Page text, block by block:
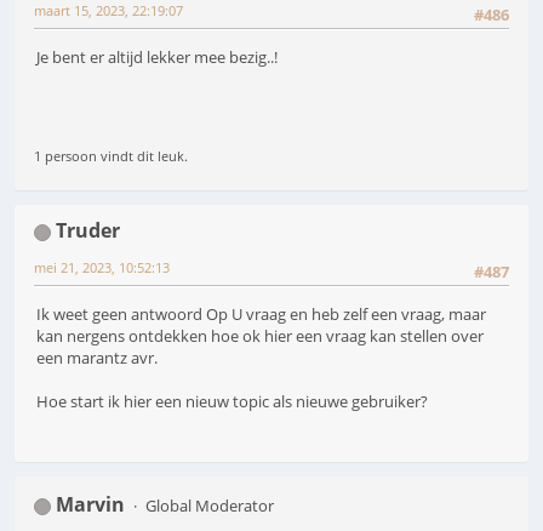
#486
maart 15, 2023, 22:19:07
Je bent er altijd lekker mee bezig..!
1 persoon vindt dit leuk.
Truder
#487
mei 21, 2023, 10:52:13
Ik weet geen antwoord Op U vraag en heb zelf een vraag, maar
kan nergens ontdekken hoe ok hier een vraag kan stellen over
een marantz avr.
Hoe start ik hier een nieuw topic als nieuwe gebruiker?
Marvin
Global Moderator